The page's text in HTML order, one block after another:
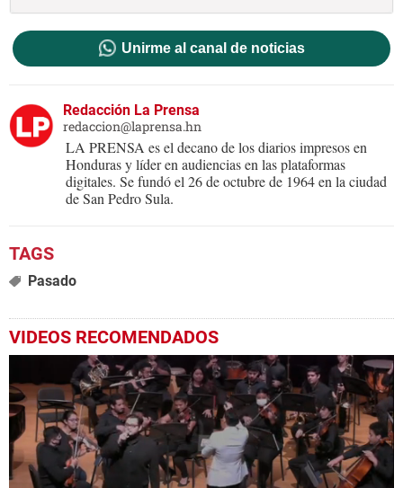
Unirme al canal de noticias
Redacción La Prensa
redaccion@laprensa.hn
LA PRENSA es el decano de los diarios impresos en
Honduras y líder en audiencias en las plataformas
digitales. Se fundó el 26 de octubre de 1964 en la ciudad
de San Pedro Sula.
Pasado
VIDEOS RECOMENDADOS